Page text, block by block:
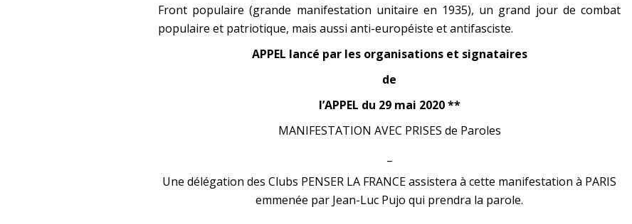
Front populaire (grande manifestation unitaire en 1935), un grand jour de combat
populaire et patriotique, mais aussi anti-européiste et antifasciste.
APPEL lancé par les organisations et signataires
de
l’APPEL du 29 mai 2020 **
MANIFESTATION AVEC PRISES de Paroles
Une délégation des Clubs PENSER LA FRANCE assistera à cette manifestation à PARIS
emmenée par Jean-Luc Pujo qui prendra la parole.